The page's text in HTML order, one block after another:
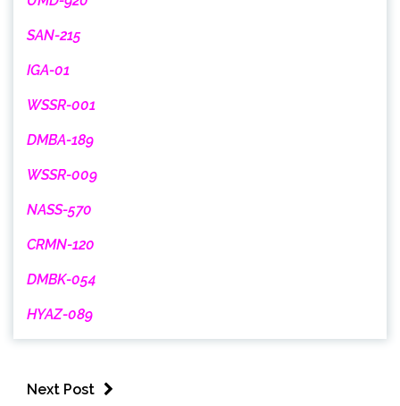
SAN-215
IGA-01
WSSR-001
DMBA-189
WSSR-009
NASS-570
CRMN-120
DMBK-054
HYAZ-089
Next Post